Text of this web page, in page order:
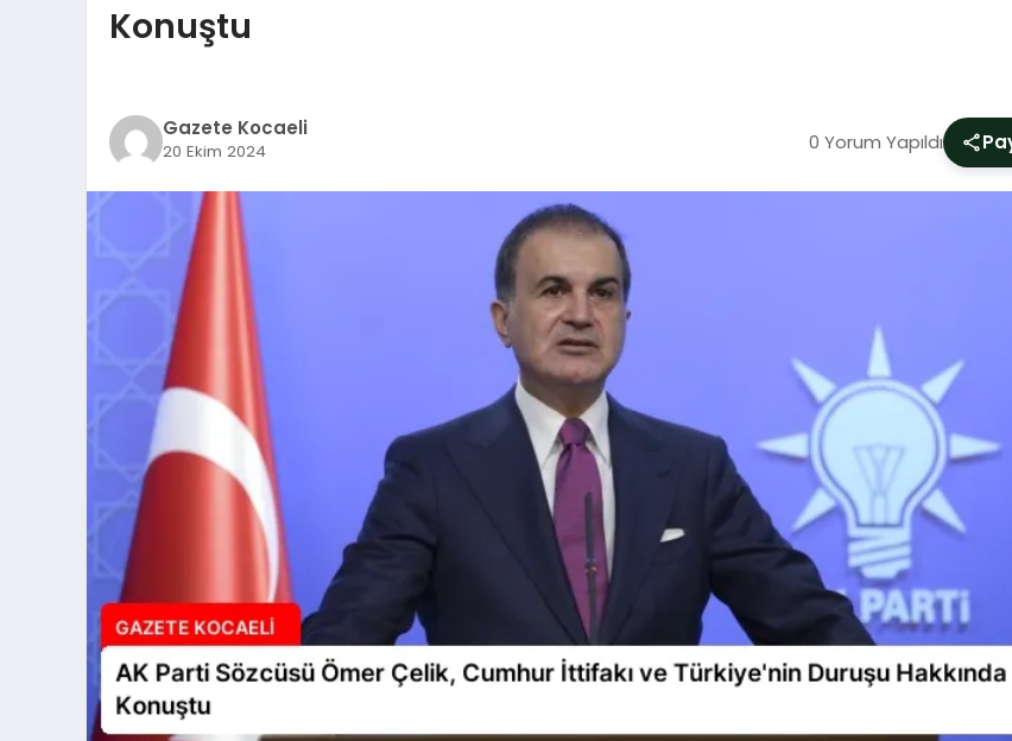
Konuştu
Gazete Kocaeli
20 Ekim 2024 0 Yorum Yapıldı